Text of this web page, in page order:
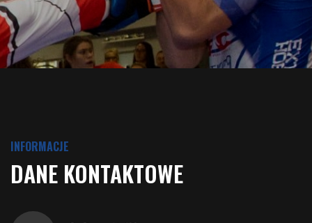
INFORMACJE
DANE KONTAKTOWE